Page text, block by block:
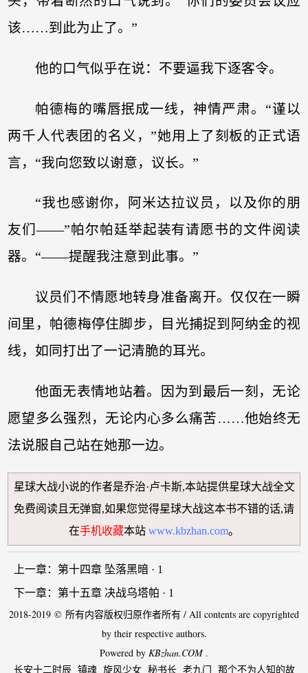
该……到此为止了。”
他的口气似乎在说：不要逼我下逐客令。
帕德梅的嘴唇抿成一线，神情严肃。“谨以
两千人代表团的名义，”她用上了刻板的正式语
言，“我向您致以谢意，议长。”
“我也感谢你，阿米达拉议员，以及你的朋
友们——”帕尔帕廷举起装有请愿书的文件阅读
器。“——提醒我注意到此事。”
议员们不情愿地转身准备离开。仅仅在一瞬
间里，帕德梅停住脚步，目光捕捉到阿纳金的视
线，如同打出了一记清脆的耳光。
他面无表情地站着。因为到最后一刻，无论
愿望多么强烈，无论内心多么痛苦……他始终无
法说服自己站在她那一边。
星球大战小说的作者是乔治·卢卡斯,本站提供星球大战全文
免费阅读 且无弹窗,如果您觉得星球大战这本书不错的话,请
在手机收藏本站 www.kbzhan.com。
上一章： 第十四章 坠落黑暗 · 1
下一章： 第十五章 决战乌塔帕 · 1
2018-2019 © 所有内容版权归原作者所有 / All contents are copyrighted
by their respective authors.
Powered by KBzhan.COM .
长安十二时辰 镇魂 旋风少女 秘书长 老九门 那个不为人知的故